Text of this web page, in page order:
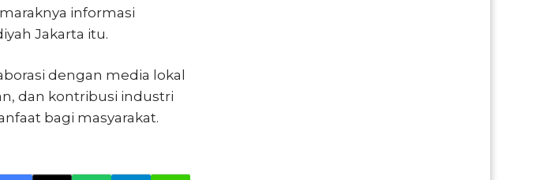
informasi
Jakarta itu.
dengan media lokal
dan kontribusi industri
bagi masyarakat.